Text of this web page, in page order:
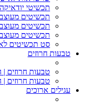
תכשיטי יודאיקה
תכשיטים
תכשיטים
תכשיטים
סט תכשיטים
טבעות חרוזים
טבעות חרוזים
טבעות חרוזים
עגילים ארוכים